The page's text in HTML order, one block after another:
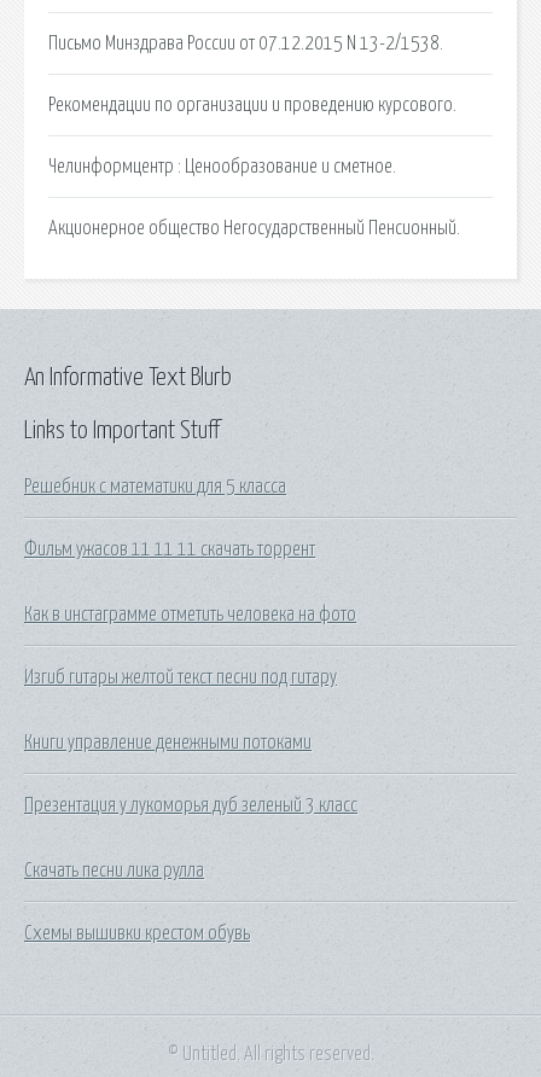
Письмо Минздрава России от 07.12.2015 N 13-2/1538.
Рекомендации по организации и проведению курсового.
Челинформцентр : Ценообразование и сметное.
Акционерное общество Негосударственный Пенсионный.
Links to Important Stuff
Решебник с математики для 5 класса
Фильм ужасов 11 11 11 скачать торрент
Как в инстаграмме отметить человека на фото
Изгиб гитары желтой текст песни под гитару
Книги управление денежными потоками
Презентация у лукоморья дуб зеленый 3 класс
Скачать песни лика рулла
Схемы вышивки крестом обувь
An Informative Text Blurb
© Untitled. All rights reserved.